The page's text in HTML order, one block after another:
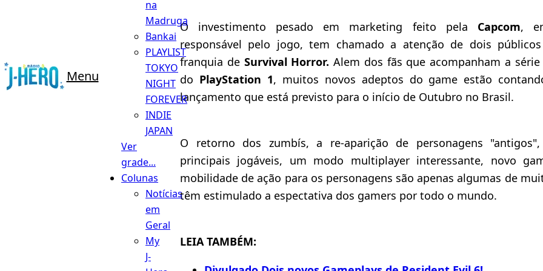
Menu
na
Madruga
Bankai
PLAYLIST
TOKYO
NIGHT
FOREVER
INDIE
JAPAN
Ver
grade...
Colunas
Notícias
em
Geral
My
J-
O investimento pesado em marketing feito pela Capcom,
responsável pelo jogo, tem chamado a atenção de dois
franquia de Survival Horror. Alem dos fãs que acompanham a
do PlayStation 1, muitos novos adeptos do game estão
lançamento que está previsto para o início de Outubro no Brasil.
O retorno dos zumbís, a re-aparição de personagens
principais jogáveis, um modo multiplayer interessante, novo
mobilidade de ação para os personagens são apenas algumas de
têm estimulado a espectativa dos gamers por todo o mundo.
LEIA TAMBÉM: